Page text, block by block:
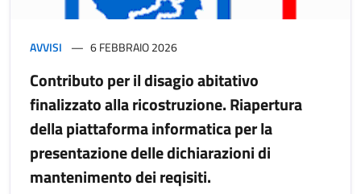
AVVISI 6 FEBBRAIO 2026
Contributo per il disagio abitativo
finalizzato alla ricostruzione. Riapertura
della piattaforma informatica per la
presentazione delle dichiarazioni di
mantenimento dei reqisiti.